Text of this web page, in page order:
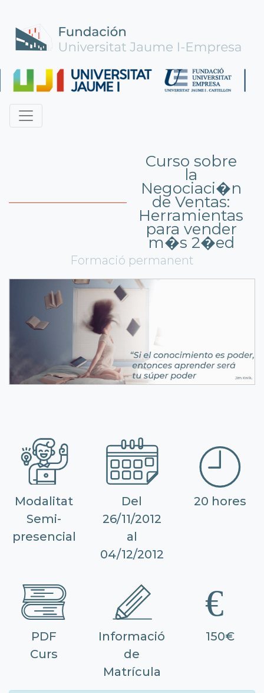
Curso sobre
la
Negociaci�n
de Ventas:
Herramientas
para vender
m�s 2�ed
Formació permanent
Modalitat
Semi-
presencial
Del
26/11/2012
al
04/12/2012
20 hores
PDF
Curs
Informació
de
Matrícula
150€